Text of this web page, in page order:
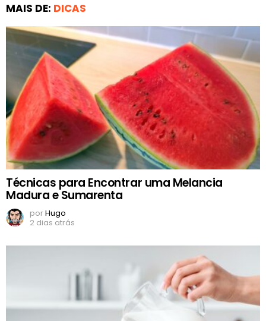
MAIS DE: DICAS
Técnicas para Encontrar uma Melancia
Madura e Sumarenta
porHugo
2 dias atrás